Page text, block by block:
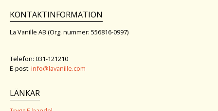
KONTAKTINFORMATION
La Vanille AB (Org. nummer: 556816-0997)
Telefon: 031-121210
E-post: info@lavanille.com
LÄNKAR